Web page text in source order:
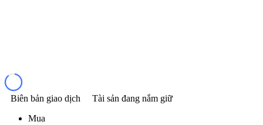
Biên bản giao dịch
Tài sản đang nắm giữ
Mua